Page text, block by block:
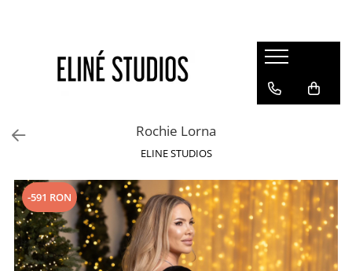
Best Sellers
Rochii
Pantaloni
Fuste
Topuri
Seturi
Rochie Lorna
ELINE STUDIOS
-591 RON